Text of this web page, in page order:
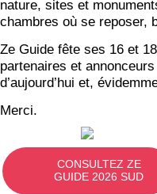
nature, sites et
chambres où se reposer,
Ze Guide fête ses 16 et
partenaires et
d’aujourd’hui et,
Merci.
CONSULTEZ ZE
GUIDE 2026 SUD